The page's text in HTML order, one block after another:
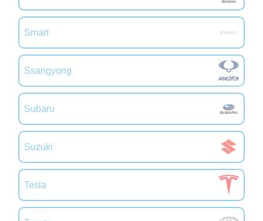
Smart
Ssangyong
Subaru
Suzuki
Tesla